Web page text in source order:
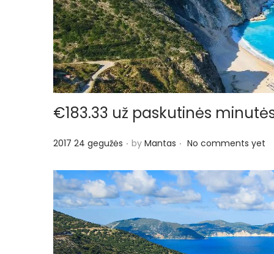
€183.33 už paskutinės
P
s
t
e
d
o
2017 24 gegužės . by Mantas . No comments yet